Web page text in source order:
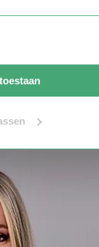
| Lifestyle &